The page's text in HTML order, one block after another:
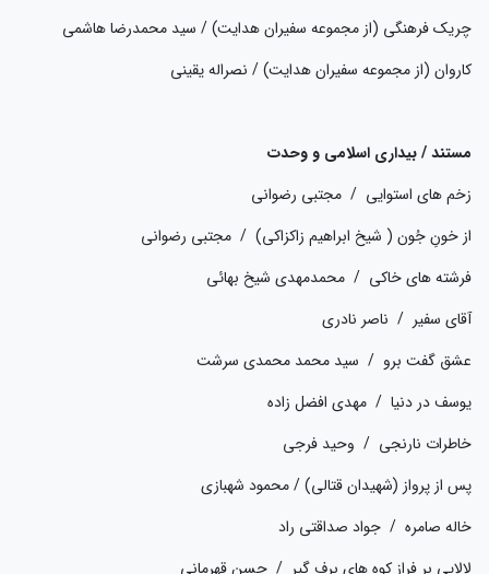
چریک فرهنگی (از مجموعه سفیران هدایت) / سید محمدرضا هاشمی
کاروان (از مجموعه سفیران هدایت) / نصراله یقینی
مستند / بیداری اسلامی و وحدت
زخم های استوایی / مجتبی رضوانی
از خونِ جُون ( شیخ ابراهیم زاکزاکی) / مجتبی رضوانی
فرشته های خاکی / محمدمهدی شیخ بهائی
آقای سفیر / ناصر نادری
عشق گفت برو / سید محمد محمدی سرشت
یوسف در دنیا / مهدی افضل زاده
خاطرات نارنجی / وحید فرجی
پس از پرواز (شهیدان قتالی) / محمود شهبازی
خاله صامره / جواد صداقتی راد
لالایی بر فراز کوه های برف گیر / حسن قهرمانی